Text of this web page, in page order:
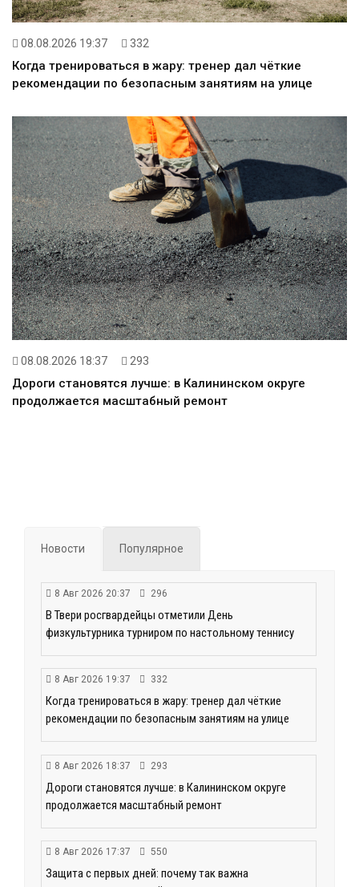
08.08.2026 19:37 332
Когда тренироваться в жару: тренер дал чёткие
рекомендации по безопасным занятиям на улице
08.08.2026 18:37 293
Дороги становятся лучше: в Калининском округе
продолжается масштабный ремонт
Новости Популярное
8 Авг 2026 20:37 296
В Твери росгвардейцы отметили День
физкультурника турниром по настольному теннису
8 Авг 2026 19:37 332
Когда тренироваться в жару: тренер дал чёткие
рекомендации по безопасным занятиям на улице
8 Авг 2026 18:37 293
Дороги становятся лучше: в Калининском округе
продолжается масштабный ремонт
8 Авг 2026 17:37 550
Защита с первых дней: почему так важна